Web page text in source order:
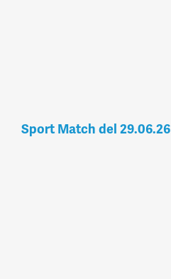
Sport Match del 29.06.26